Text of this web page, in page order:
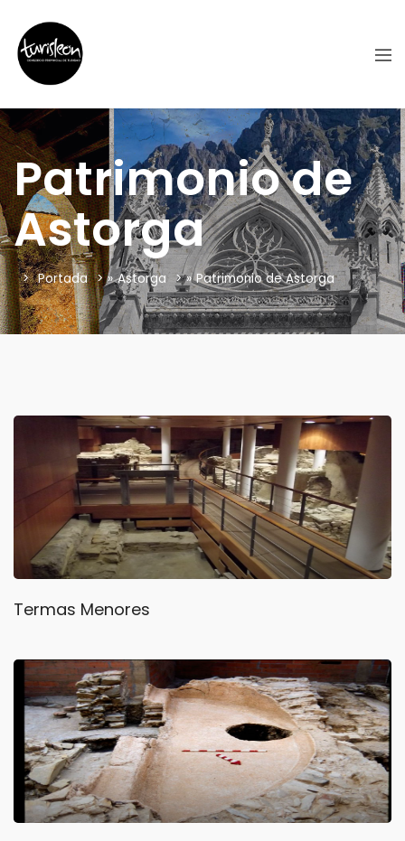
Patrimonio de
Astorga
Portada » Astorga » Patrimonio de Astorga
Termas Menores